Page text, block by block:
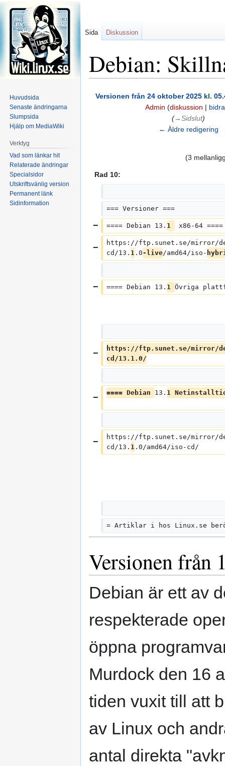
Debian:
Hoppa
Hoppa
Versionen från 24 oktober 2025 kl.
Admin (diskussion |
(→‎Sidslut)
← Äldre redigering
(3
Rad 10:
=== Versioner ===
==== Debian 13. 1 x86-64 ====
https://ftp.sunet.se/mirror/
cd/13. 1.0 -live/amd64/iso-
==== Debian 13. 1 Övriga
https://ftp.sunet.se/mirror/
cd/13.1.0/
==== Debian 13. 1
https://ftp.sunet.se/mirror/
cd/13. 1.0/amd64/iso-cd/
= Artiklar i hos Linux.se
Versionen från
Debian är ett av
respekterade
öppna
Murdock den 16
tiden vuxit till att
av Linux och
antal direkta
Sida Diskussion
Huvudsida
Senaste ändringarna
Slumpsida
Hjälp om MediaWiki
Verktyg
Vad som länkar hit
Relaterade ändringar
Specialsidor
Utskriftsvänlig version
Permanent länk
Sidinformation